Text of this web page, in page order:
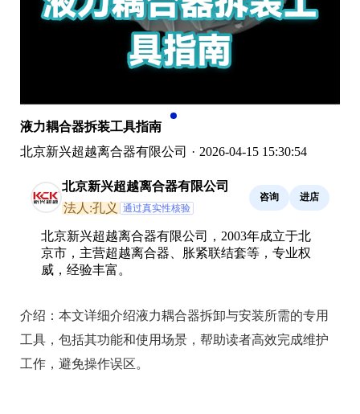
液力耦合器拆装工具指南
北京新兴超越离合器有限公司 · 2026-04-15 15:30:54
北京新兴超越离合器有限公司
法人:孔义
通过真实性核验
咨询 进店
北京新兴超越离合器有限公司，2003年成立于北
京市，主营超越离合器、胀紧联结套等，专业权
威，经验丰富。
介绍： 本文详细介绍液力耦合器拆卸与安装所需的专用
工具，包括其功能和使用场景，帮助读者高效完成维护
工作，避免操作误区。